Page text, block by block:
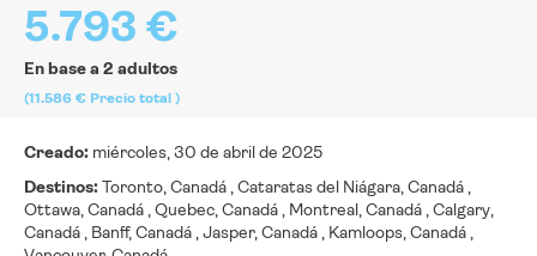
5.793 €
En base a 2 adultos
(11.586 € Precio total )
Creado: miércoles, 30 de abril de 2025
Destinos:Toronto, Canadá , Cataratas del Niágara, Canadá ,
Ottawa, Canadá , Quebec, Canadá , Montreal, Canadá , Calgary,
Canadá , Banff, Canadá , Jasper, Canadá , Kamloops, Canadá ,